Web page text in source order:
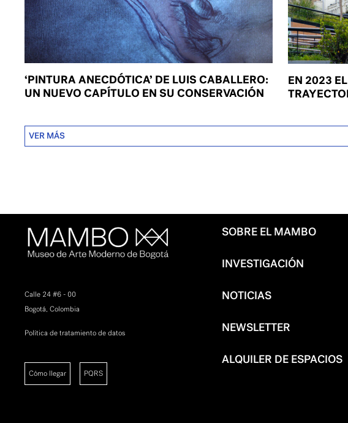
‘PINTURA ANECDÓTICA’ DE LUIS CABALLERO:
UN NUEVO CAPÍTULO EN SU CONSERVACIÓN
EN 2023
VER MÁS
Calle 24 #6 - 00
Bogotá, Colombia
Política de tratamiento de datos
Cómo llegar PQRS
SOBRE EL MAMBO
INVESTIGACIÓN
NOTICIAS
NEWSLETTER
ALQUILER DE ESPACIOS